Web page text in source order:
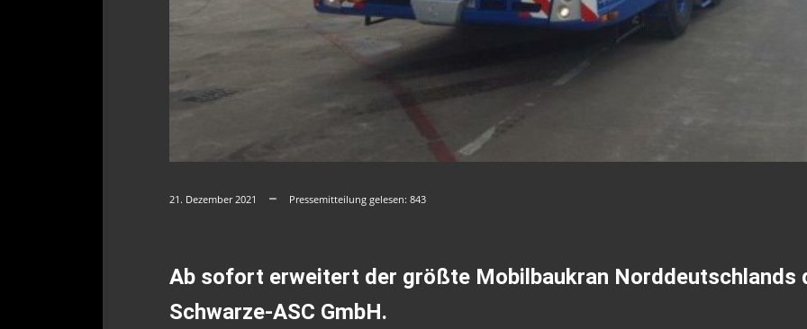
21. Dezember 2021 Pressemitteilung gelesen: 843
Ab sofort erweitert der größte Mobilbaukran Norddeutschlands
Schwarze-ASC GmbH.